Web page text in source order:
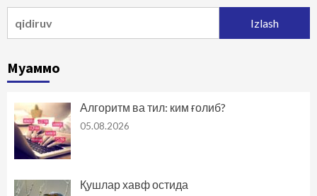
Муаммо
Алгоритм ва тил: ким ғолиб?
05.08.2026
Қушлар хавф остида